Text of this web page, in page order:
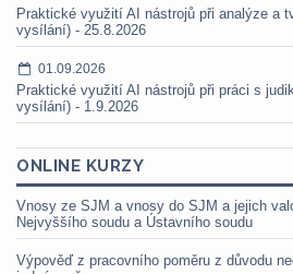
Praktické využití AI nástrojů při analýze a
vysílání) - 25.8.2026
01.09.2026
Praktické využití AI nástrojů při práci s
vysílání) - 1.9.2026
ONLINE KURZY
Vnosy ze SJM a vnosy do SJM a jejich
Nejvyššího soudu a Ústavního soudu
Výpověď z pracovního poměru z důvodu